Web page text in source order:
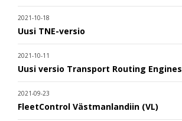
2021-10-18
Uusi TNE-versio
2021-10-11
Uusi versio Transport Routing
2021-09-23
FleetControl Västmanlandiin (VL)